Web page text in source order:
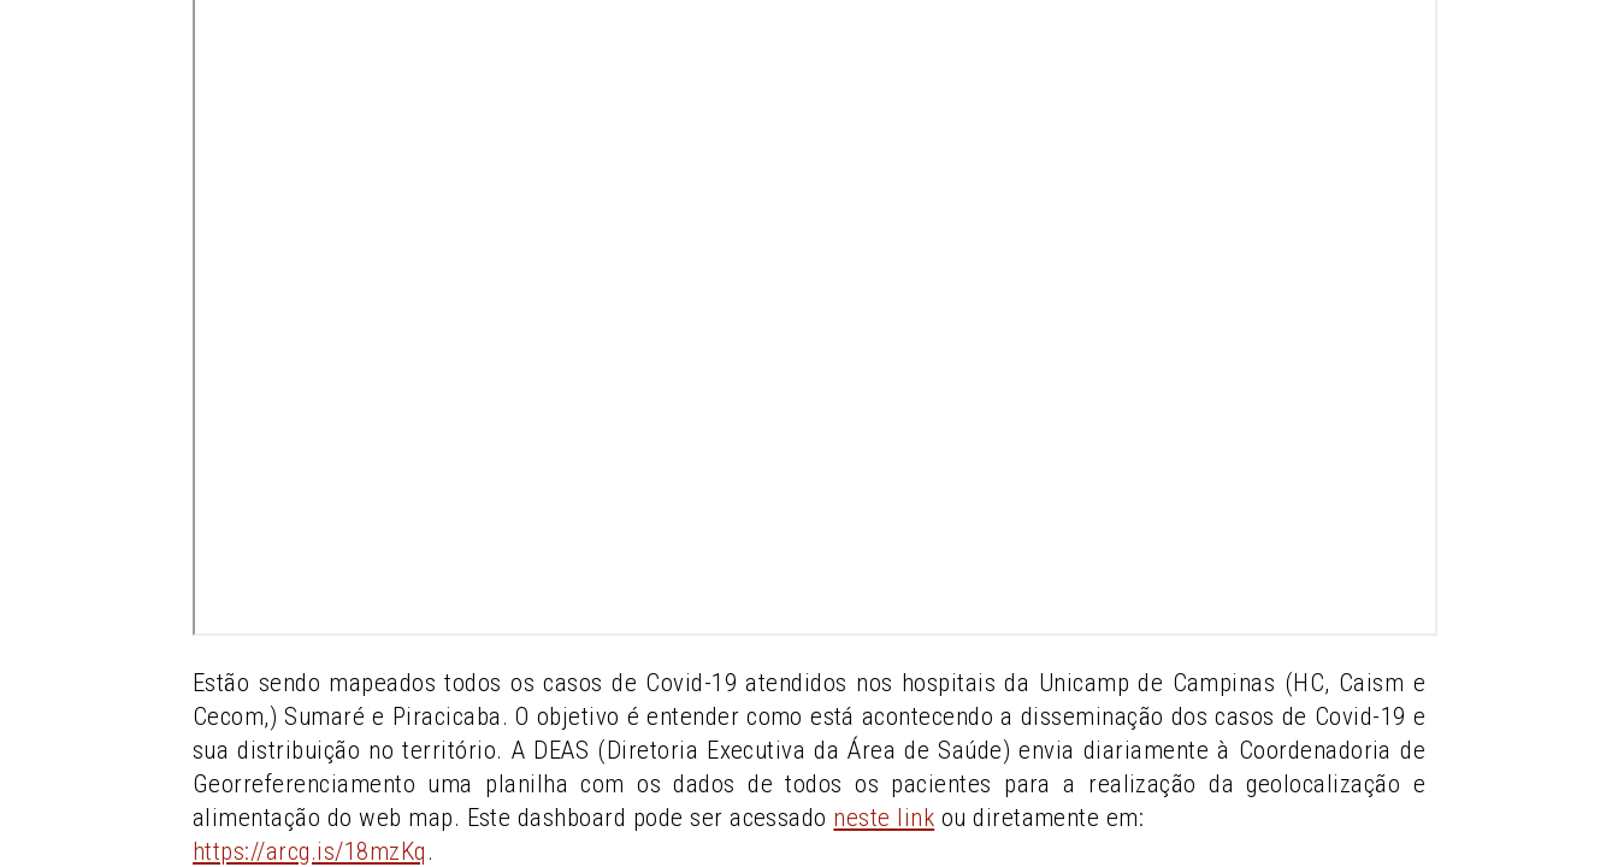
Estão sendo mapeados todos os casos de Covid-19 atendidos nos hospitais da Unicamp de Campinas (HC, Caism e
Cecom,) Sumaré e Piracicaba. O objetivo é entender como está acontecendo a disseminação dos casos de Covid-19 e
sua distribuição no território. A DEAS (Diretoria Executiva da Área de Saúde) envia diariamente à Coordenadoria de
Georreferenciamento uma planilha com os dados de todos os pacientes para a realização da geolocalização e
alimentação do web map. Este dashboard pode ser acessado neste link ou diretamente em:
https://arcg.is/18mzKq .